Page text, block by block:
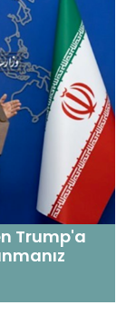
Trump'a